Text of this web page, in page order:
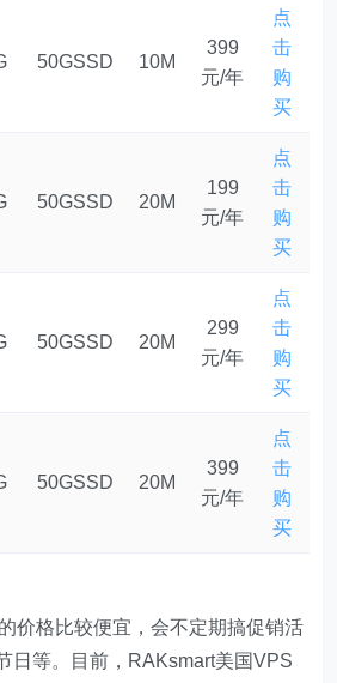
50GSSD 10M
399
元/年
点
击
购
买
50GSSD 20M
199
元/年
点
击
购
买
50GSSD 20M
299
元/年
点
击
购
买
50GSSD 20M
399
元/年
点
击
购
买
价格比较便宜，会不定期搞促销活
日等。目前，RAKsmart美国VPS